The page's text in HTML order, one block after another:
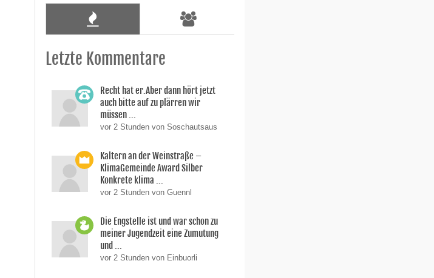
Letzte Kommentare
Recht hat er.Aber dann hört jetzt
auch bitte auf zu plärren wir
müssen ...
vor 2 Stunden von Soschautsaus
Kaltern an der Weinstraße –
KlimaGemeinde Award Silber
Konkrete klima ...
vor 2 Stunden von Guennl
Die Engstelle ist und war schon zu
meiner Jugendzeit eine Zumutung
und ...
vor 2 Stunden von Einbuorli